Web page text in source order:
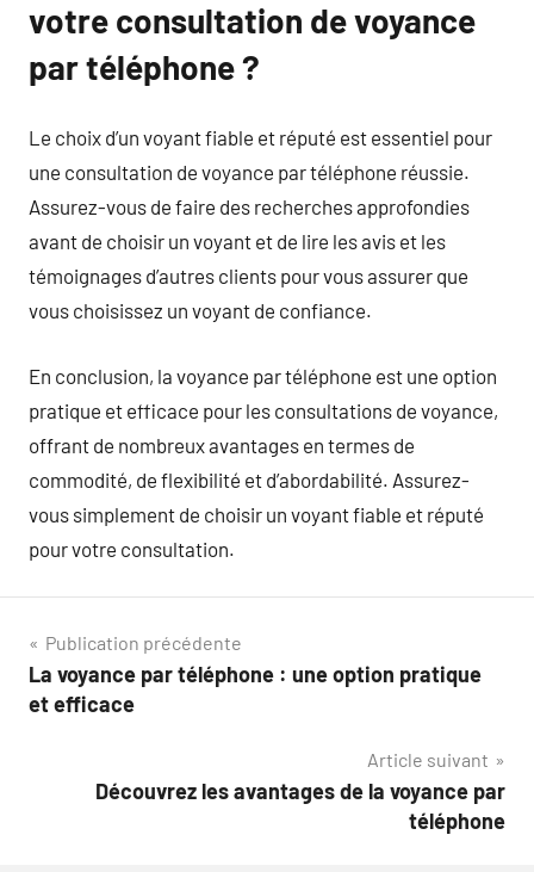
votre consultation de voyance
par téléphone ?
Le choix d’un voyant fiable et réputé est essentiel pour
une consultation de voyance par téléphone réussie.
Assurez-vous de faire des recherches approfondies
avant de choisir un voyant et de lire les avis et les
témoignages d’autres clients pour vous assurer que
vous choisissez un voyant de confiance.
En conclusion, la voyance par téléphone est une option
pratique et efficace pour les consultations de voyance,
offrant de nombreux avantages en termes de
commodité, de flexibilité et d’abordabilité. Assurez-
vous simplement de choisir un voyant fiable et réputé
pour votre consultation.
Navigation
de
Publication précédente
La voyance par téléphone : une option pratique
et efficace
Article suivant
Découvrez les avantages de la voyance par
téléphone